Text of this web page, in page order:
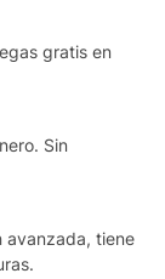
gratis en
Sin
avanzada, tiene